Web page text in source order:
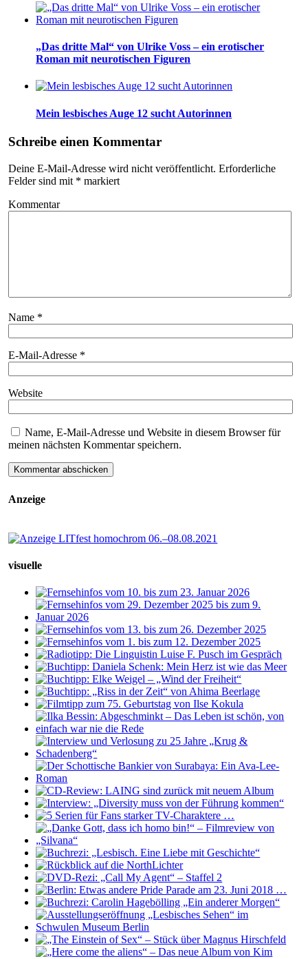
„Das dritte Mal“ von Ulrike Voss – ein erotischer
Roman mit neurotischen Figuren
Mein lesbisches Auge 12 sucht Autorinnen
Schreibe einen Kommentar
Deine E-Mail-Adresse wird nicht veröffentlicht. Erforderliche
Felder sind mit * markiert
Kommentar
Name *
E-Mail-Adresse *
Website
Name, E-Mail-Adresse und Website in diesem Browser für
meinen nächsten Kommentar speichern.
Anzeige
visuelle